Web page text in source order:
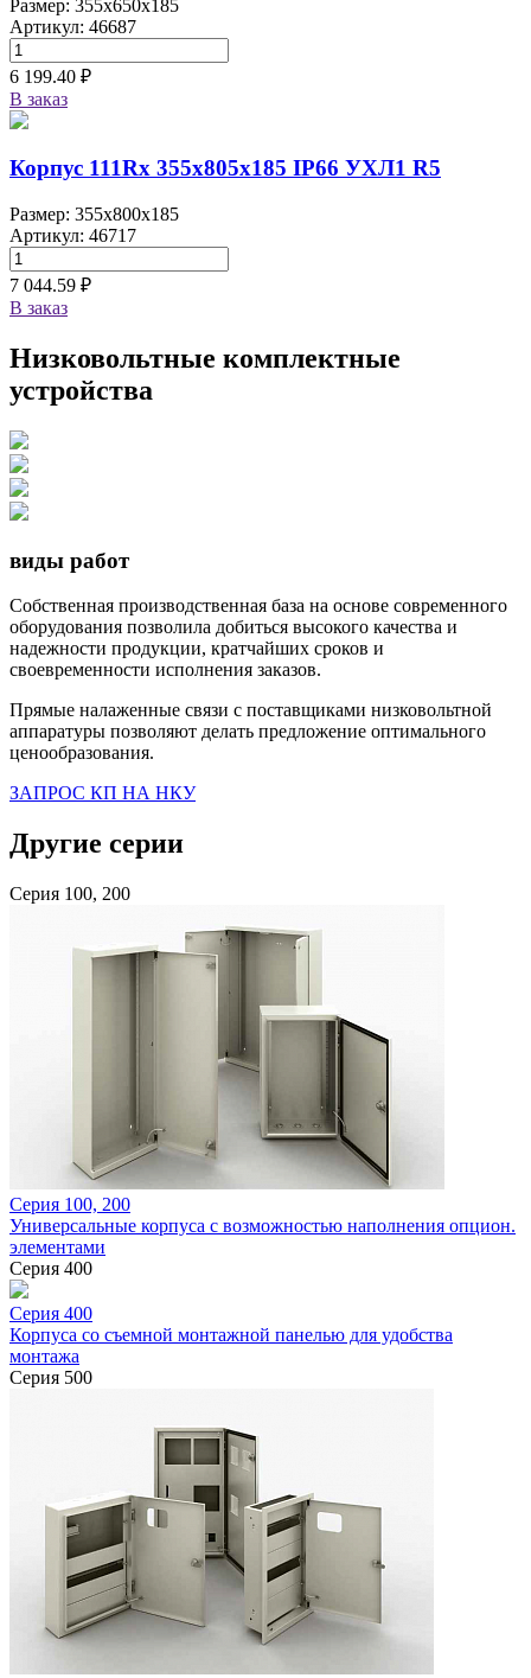
Размер: 355x650x185
Артикул: 46687
6 199.40 ₽
В заказ
Корпус 111Rx 355х805х185 IP66 УХЛ1 R5
Размер: 355x800x185
Артикул: 46717
7 044.59 ₽
В заказ
Низковольтные комплектные
устройства
виды работ
Собственная производственная база на основе современного
оборудования позволила добиться высокого качества и
надежности продукции, кратчайших сроков и
своевременности исполнения заказов.
Прямые налаженные связи с поставщиками низковольтной
аппаратуры позволяют делать предложение оптимального
ценообразования.
ЗАПРОС КП НА НКУ
Другие серии
Серия 100, 200
Серия 100, 200
Универсальные корпуса с возможностью наполнения опцион.
элементами
Серия 400
Серия 400
Корпуса со съемной монтажной панелью для удобства
монтажа
Серия 500